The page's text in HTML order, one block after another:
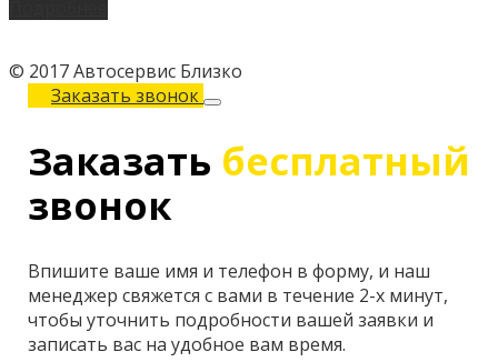
© 2017 Автосервис Близко
Заказать звонок
Заказать бесплатный
звонок
Впишите ваше имя и телефон в форму, и наш
менеджер свяжется с вами в течение 2-х минут,
чтобы уточнить подробности вашей заявки и
записать вас на удобное вам время.